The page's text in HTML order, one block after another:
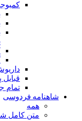
کمبوجیه
داریوش
قبایل
تمام
شاهنامه فردوسی
همه
متن کامل